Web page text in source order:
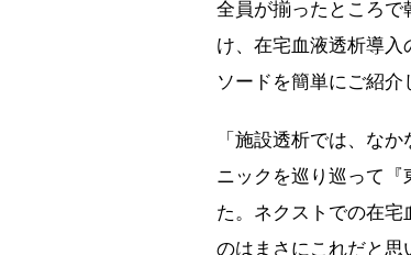
全員が揃ったところ
け、在宅血液透析導
ソードを簡単にご紹介
「施設透析では、な
ニックを巡り巡って
た。ネクストでの在
のはまさにこれだと思